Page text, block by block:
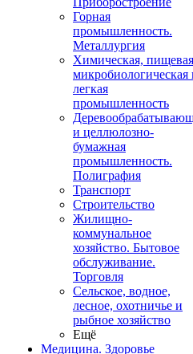
Горная
промышленность.
Металлургия
Химическая,
микробиологическая
легкая
промышленность
и целлюлозно-
бумажная
промышленность.
Полиграфия
Транспорт
Строительство
Жилищно-
коммунальное
хозяйство. Бытовое
обслуживание.
Торговля
Сельское, водное,
лесное, охотничье и
рыбное хозяйство
Ещё
Медицина. Здоровье